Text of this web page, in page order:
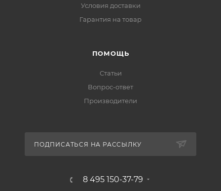
Условия доставки
Гарантия на товар
ПОМОЩЬ
Статьи
Вопрос-ответ
Производители
ПОДПИСАТЬСЯ НА РАССЫЛКУ
8 495 150-37-79